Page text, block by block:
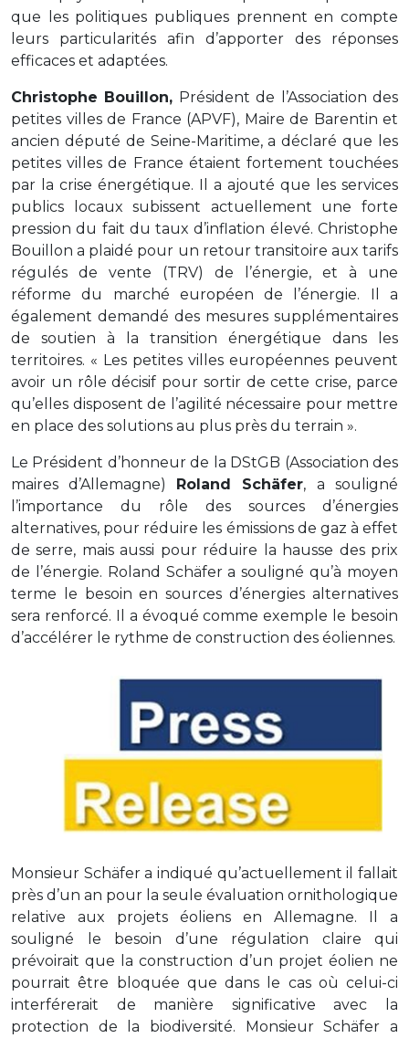
que les politiques publiques prennent en compte
leurs particularités afin d’apporter des réponses
efficaces et adaptées.
Christophe Bouillon, Président de l’Association des
petites villes de France (APVF), Maire de Barentin et
ancien député de Seine-Maritime, a déclaré que les
petites villes de France étaient fortement touchées
par la crise énergétique. Il a ajouté que les services
publics locaux subissent actuellement une forte
pression du fait du taux d’inflation élevé. Christophe
Bouillon a plaidé pour un retour transitoire aux tarifs
régulés de vente (TRV) de l’énergie, et à une
réforme du marché européen de l’énergie. Il a
également demandé des mesures supplémentaires
de soutien à la transition énergétique dans les
territoires. « Les petites villes européennes peuvent
avoir un rôle décisif pour sortir de cette crise, parce
qu’elles disposent de l’agilité nécessaire pour mettre
en place des solutions au plus près du terrain ».
Le Président d’honneur de la DStGB (Association des
maires d’Allemagne) Roland Schäfer, a souligné
l’importance du rôle des sources d’énergies
alternatives, pour réduire les émissions de gaz à effet
de serre, mais aussi pour réduire la hausse des prix
de l’énergie. Roland Schäfer a souligné qu’à moyen
terme le besoin en sources d’énergies alternatives
sera renforcé. Il a évoqué comme exemple le besoin
d’accélérer le rythme de construction des éoliennes.
Monsieur Schäfer a indiqué qu’actuellement il fallait
près d’un an pour la seule évaluation ornithologique
relative aux projets éoliens en Allemagne. Il a
souligné le besoin d’une régulation claire qui
prévoirait que la construction d’un projet éolien ne
pourrait être bloquée que dans le cas où celui-ci
interférerait de manière significative avec la
protection de la biodiversité. Monsieur Schäfer a